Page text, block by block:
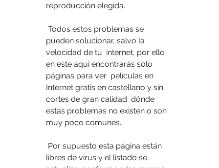
reproducción elegida.
pueden solucionar, salvo la
velocidad de tu  internet, por ello
en este aqui encontrarás solo
páginas para ver  películas en
Internet gratis en castellano y sin
cortes de gran calidad  dónde
estás problemas no existen o son
muy poco comunes.
libres de virus y el listado se